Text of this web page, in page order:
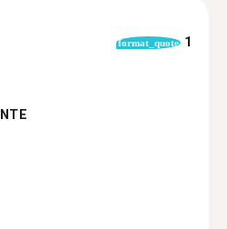
format_quote 1